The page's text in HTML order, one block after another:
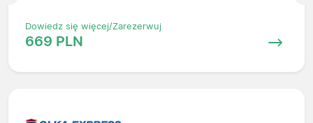
Dowiedz się więcej/Zarezerwuj
669 PLN